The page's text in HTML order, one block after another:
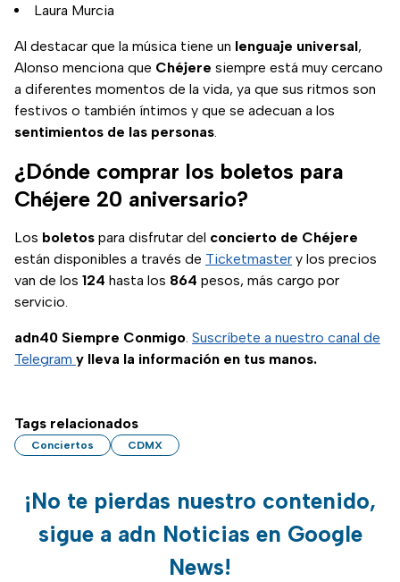
Laura Murcia
Al destacar que la música tiene un lenguaje universal,
Alonso menciona que Chéjere siempre está muy cercano
a diferentes momentos de la vida, ya que sus ritmos son
festivos o también íntimos y que se adecuan a los
sentimientos de las personas.
¿Dónde comprar los boletos para
Chéjere 20 aniversario?
Los boletos para disfrutar del concierto de Chéjere
están disponibles a través de Ticketmaster y los precios
van de los 124 hasta los 864 pesos, más cargo por
servicio.
adn40 Siempre Conmigo. Suscríbete a nuestro canal de
Telegram y lleva la información en tus manos.
Tags relacionados
Conciertos CDMX
¡No te pierdas nuestro contenido,
sigue a adn Noticias en Google
News!